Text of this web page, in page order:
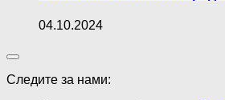
04.10.2024
Следите за нами: